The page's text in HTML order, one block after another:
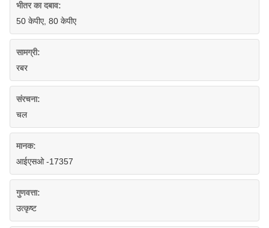
भीतर का दबाव:
50 केपीए, 80 केपीए
सामग्री:
रबर
संरचना:
चल
मानक:
आईएसओ -17357
गुणवत्ता:
उत्कृष्ट